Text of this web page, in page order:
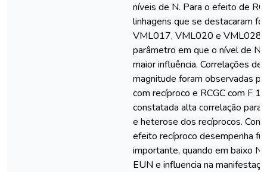
níveis de N. Para o efeito de
linhagens que se destacaram
VML017, VML020 e VML028.
parâmetro em que o nível de N
maior influência. Correlações de
magnitude foram observadas
com recíproco e RCGC com F 1
constatada alta correlação para
e heterose dos recíprocos.
efeito recíproco desempenha
importante, quando em baixo
EUN e influencia na